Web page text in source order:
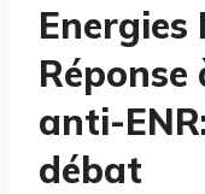
Energies
Réponse
anti-
débat